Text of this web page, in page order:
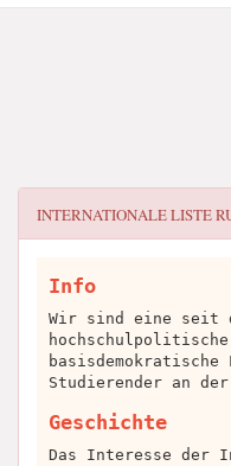
INTERNATIONALE LISTE
Info
Wir sind eine seit
Studierender an der
Geschichte
Das Interesse der